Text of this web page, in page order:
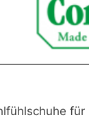
für